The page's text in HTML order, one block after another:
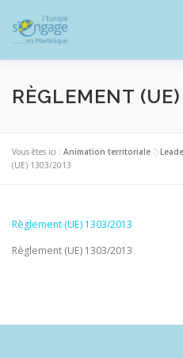
contenu
PROGRAMMES J’AI UN
SIGNALER UNE FRAUDE
RÈGLEMENT
Vous êtes ici : Animation territoriale >
(UE) 1303/2013
Règlement (UE) 1303/2013
Règlement (UE) 1303/2013